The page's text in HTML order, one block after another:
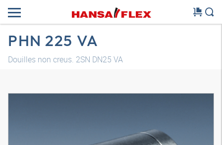
PHN 225 VA
Douilles non creus. 2SN DN25 VA